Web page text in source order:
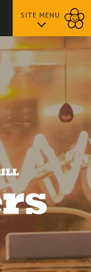
SITE MENU